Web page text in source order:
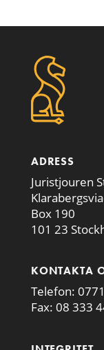
ADRESS
Juristjouren
Box 190
101 23
KONTAKTA
Telefon:
Fax: 08 333